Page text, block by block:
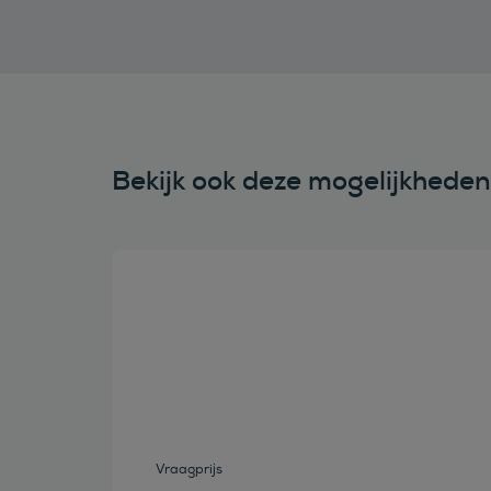
Bekijk ook deze
Vraagprijs